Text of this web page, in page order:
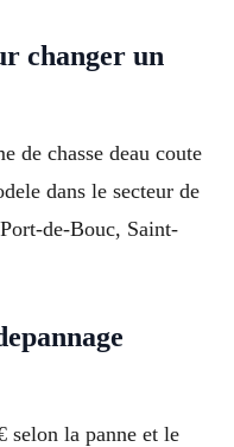
changer un
de chasse deau coute
dans le secteur de
de-Bouc, Saint-
selon la panne et le